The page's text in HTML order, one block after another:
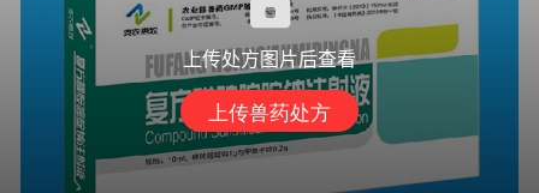
上传处方图片后查看
上传兽药处方